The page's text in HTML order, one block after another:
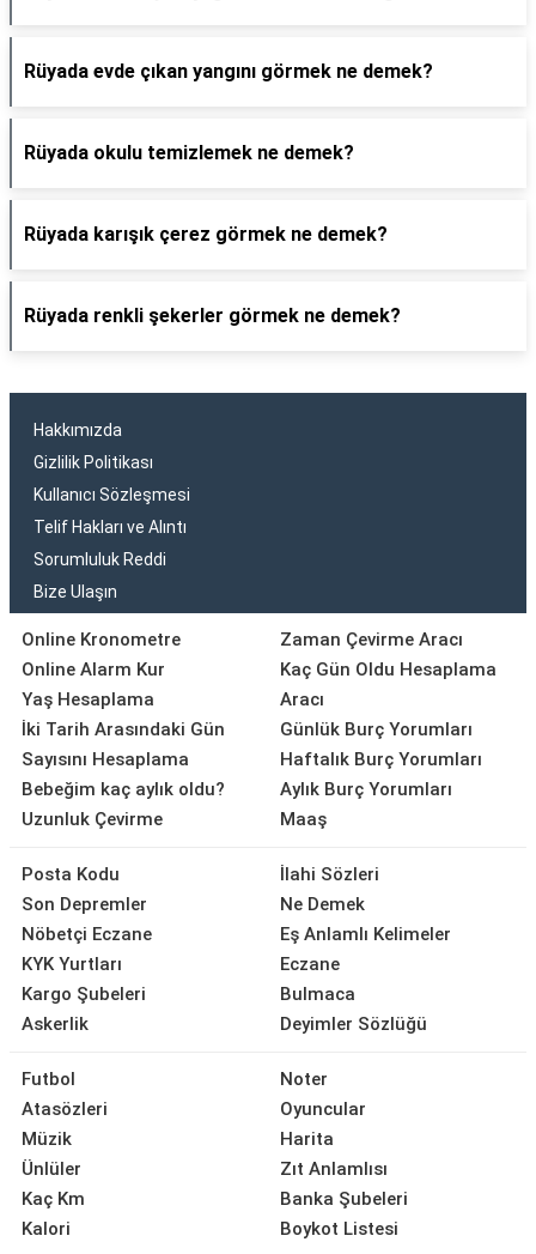
Rüyada evde çıkan yangını görmek ne demek?
Rüyada okulu temizlemek ne demek?
Rüyada karışık çerez görmek ne demek?
Rüyada renkli şekerler görmek ne demek?
Hakkımızda
Gizlilik Politikası
Kullanıcı Sözleşmesi
Telif Hakları ve Alıntı
Sorumluluk Reddi
Bize Ulaşın
Online Kronometre
Online Alarm Kur
Yaş Hesaplama
İki Tarih Arasındaki Gün
Sayısını Hesaplama
Bebeğim kaç aylık oldu?
Uzunluk Çevirme
Zaman Çevirme Aracı
Kaç Gün Oldu Hesaplama
Aracı
Günlük Burç Yorumları
Haftalık Burç Yorumları
Aylık Burç Yorumları
Maaş
Posta Kodu
Son Depremler
Nöbetçi Eczane
KYK Yurtları
Kargo Şubeleri
Askerlik
İlahi Sözleri
Ne Demek
Eş Anlamlı Kelimeler
Eczane
Bulmaca
Deyimler Sözlüğü
Futbol
Atasözleri
Müzik
Ünlüler
Kaç Km
Kalori
Noter
Oyuncular
Harita
Zıt Anlamlısı
Banka Şubeleri
Boykot Listesi